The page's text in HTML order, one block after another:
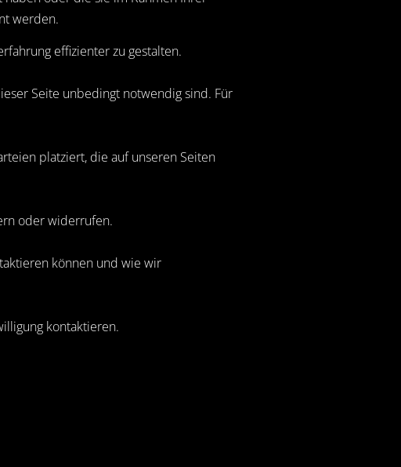
werden.
effizienter zu gestalten.
Seite unbedingt notwendig sind. Für
platziert, die auf unseren Seiten
oder widerrufen.
können und wie wir
kontaktieren.